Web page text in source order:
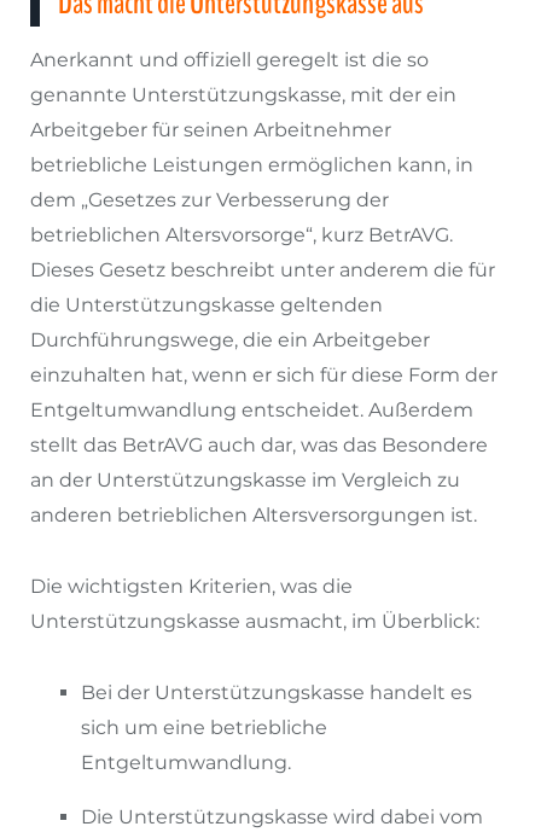
Anerkannt und offiziell geregelt ist die so
genannte Unterstützungskasse, mit der ein
Arbeitgeber für seinen Arbeitnehmer
betriebliche Leistungen ermöglichen kann, in
dem „Gesetzes zur Verbesserung der
betrieblichen Altersvorsorge“, kurz BetrAVG.
Dieses Gesetz beschreibt unter anderem die für
die Unterstützungskasse geltenden
Durchführungswege, die ein Arbeitgeber
einzuhalten hat, wenn er sich für diese Form der
Entgeltumwandlung entscheidet. Außerdem
stellt das BetrAVG auch dar, was das Besondere
an der Unterstützungskasse im Vergleich zu
anderen betrieblichen Altersversorgungen ist.
Die wichtigsten Kriterien, was die
Unterstützungskasse ausmacht, im Überblick:
Bei der Unterstützungskasse handelt es
sich um eine betriebliche
Entgeltumwandlung.
Die Unterstützungskasse wird dabei vom